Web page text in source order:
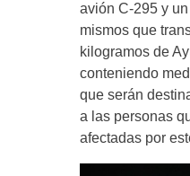
avión C-295 y
mismos que
kilogramos de
conteniendo
que serán
a las personas
afectadas por